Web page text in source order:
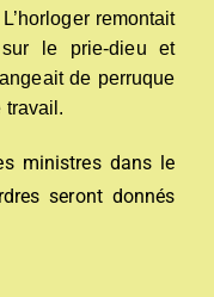
remontait
le prie-dieu et
de perruque
travail.
ministres dans le
seront donnés